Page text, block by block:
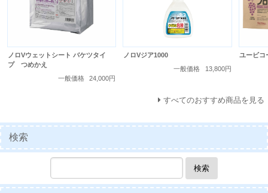
ノロVウェットシート バケツタイ
プ つめかえ
一般価格
24,000円
ノロVジア1000
一般価格
13,800円
ユービコ
すべてのおすすめ商品を見る
検索
検索